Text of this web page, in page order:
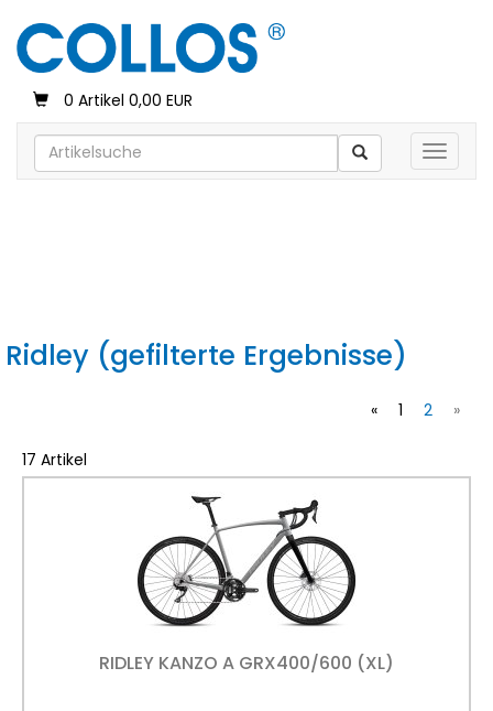
0 Artikel 0,00 EUR
Toggle
Ridley (gefilterte Ergebnisse)
« 1 2 »
17 Artikel
RIDLEY KANZO A GRX400/600 (XL)